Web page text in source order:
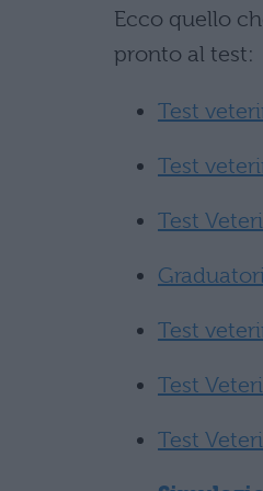
Ecco quello
pronto al test:
Test
Test
Test
Test
Test
Test